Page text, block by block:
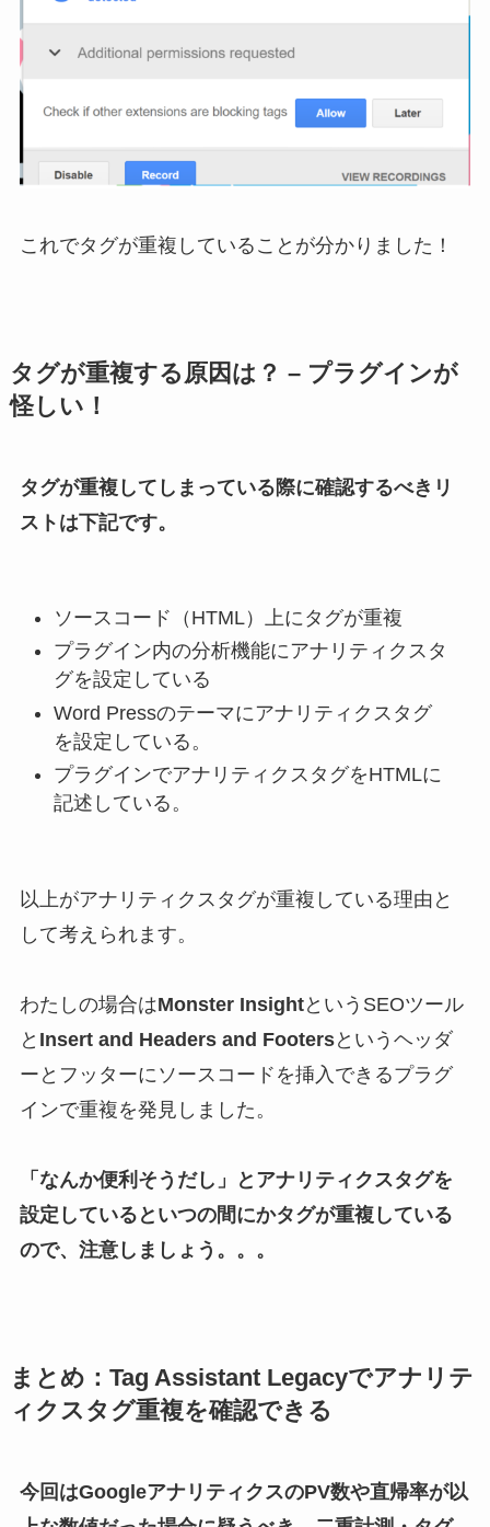
これでタグが重複していることが分かりました！
タグが重複する原因は？ – プラグインが
怪しい！
タグが重複してしまっている際に確認するべきリ
ストは下記です。
ソースコード（HTML）上にタグが重複
プラグイン内の分析機能にアナリティクスタ
グを設定している
Word Pressのテーマにアナリティクスタグ
を設定している。
プラグインでアナリティクスタグをHTMLに
記述している。
以上がアナリティクスタグが重複している理由と
して考えられます。
わたしの場合はMonster InsightというSEOツール
と Insert and Headers and Footersというヘッダ
ーとフッターにソースコードを挿入できるプラグ
インで重複を発見しました。
「なんか便利そうだし」とアナリティクスタグを
設定しているといつの間にかタグが重複している
ので、注意しましょう。。。
まとめ：Tag Assistant Legacyでアナリテ
ィクスタグ重複を確認できる
今回はGoogleアナリティクスのPV数や直帰率が以